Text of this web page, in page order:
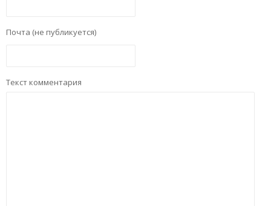
Почта (не публикуется)
Текст комментария